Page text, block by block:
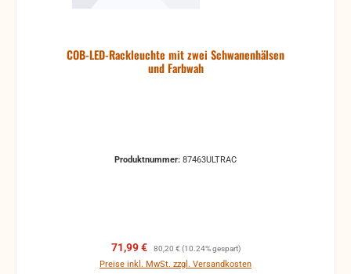
COB-LED-Rackleuchte mit zwei Schwanenhälsen
und Farbwah
Produktnummer: 87463ULTRAC
Verkaufspreis:
71,99 € Regulärer Preis:
80,20 € (10.24% gespart)
Preise inkl. MwSt. zzgl. Versandkosten